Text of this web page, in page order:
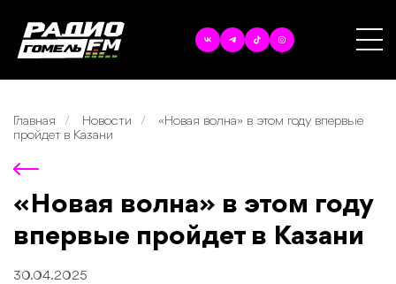
Главная Новости
«Новая волна» в этом году впервые
пройдет в Казани
«Новая волна» в этом году
впервые пройдет в Казани
30.04.2025